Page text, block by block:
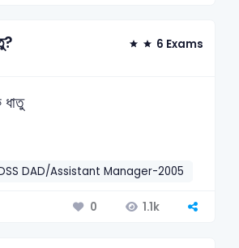
6 Exams
DAD/Assistant Manager-2005
0 1.1k